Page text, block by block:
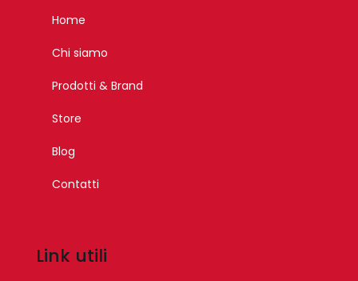
Home
Chi siamo
Prodotti & Brand
Store
Blog
Contatti
Link utili